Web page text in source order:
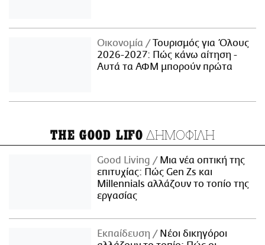
Οικονομία
Τουρισμός για Όλους
2026-2027: Πώς κάνω αίτηση -
Αυτά τα ΑΦΜ μπορούν πρώτα
THE GOOD LIFO ΔΗΜΟΦΙΛΗ
Good Living
Μια νέα οπτική της
επιτυχίας: Πώς Gen Zs και
Millennials αλλάζουν το τοπίο της
εργασίας
Εκπαίδευση
Νέοι δικηγόροι